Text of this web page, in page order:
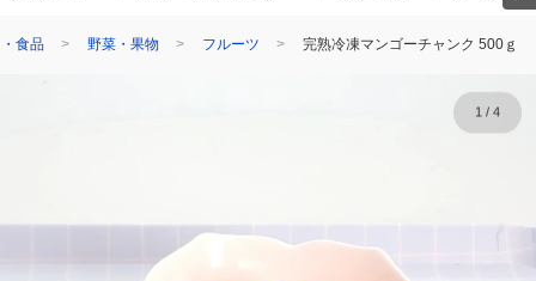
食品 野菜・果物 フルーツ 完熟冷凍マンゴーチャンク 500ｇ
1/ 4